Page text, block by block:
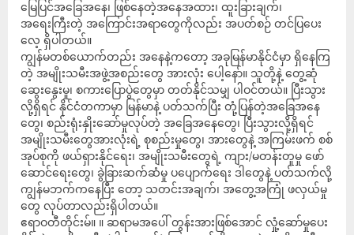
မြေပြင်အခြေအနေ၊ ဖြစ်နေတဲ့အနေအထား၊ ထူးခြားချက်၊
အရေးကြီးတဲ့ အကြောင်းအရာတွေကိုလည်း အပတ်စဉ် တင်ပြပေး
လေ့ ရှိပါတယ်။
ကျွန်မတစ်ယောက်တည်း အနေနဲ့ကတော့ အခုမြန်မာနိုင်ငံမှာ ရှိနေကြ
တဲ့ အမျိုးသမီးအဖွဲ့အစည်းတွေ အားလုံး ပေါ့နော်။ သူတို့နဲ့ တွေ့ဆုံ
ဆွေးနွေးမှု၊ စကားပြောပွဲတွေမှာ တတ်နိုင်သမျှ ပါဝင်တယ်။ ပြီးသွား
လို့ရှိရင် နိုင်ငံတကာမှာ မြန်မာနဲ့ ပတ်သက်ပြီး တုံ့ပြန်တဲ့အခြေအနေ
တွေ၊ စည်းရုံးနှိုးဆော်မှုလုပ်တဲ့ အခြေအနေတွေ၊ ပြီးသွားလို့ရှိရင်
အမျိုးသမီးတွေအားလုံးရဲ့ စုစည်းမှုတွေ၊ အားတွေနဲ့ အကြမ်းဖက် စစ်
အုပ်စုကို ဖယ်ရှားနိုင်ရေး၊ အမျိုးသမီးတွေရဲ့ ကျား/မတန်းတူမှု ဖော်
ဆောင်ရေးတွေ၊ ခွဲခြားဆက်ဆံမှု ပပျောက်ရေး ဒါတွေနဲ့ ပတ်သက်လို့
ကျွန်မဘက်ကနေပြီး တော့ သတင်းအချက်၊ အတွေ့အကြုံ ဖလှယ်မှု
တွေ လုပ်တာလည်းရှိပါတယ်။
ဧရာဝတီတိုင်းမ်။ ။ ဆရာမအပေါ် တွန်းအားဖြစ်အောင် လှုံ့ဆော်မှုပေး